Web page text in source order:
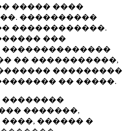
����� ����
����������
������������.
���
�� �����������,
���������
�� �����.
��������
�������,
������ �